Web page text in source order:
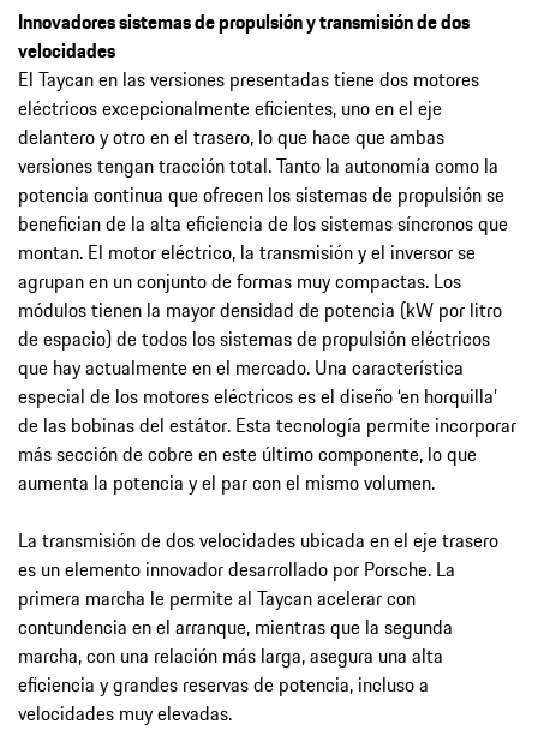
Innovadores sistemas de propulsión y transmisión de dos
velocidades
El Taycan en las versiones presentadas tiene dos motores
eléctricos excepcionalmente eficientes, uno en el eje
delantero y otro en el trasero, lo que hace que ambas
versiones tengan tracción total. Tanto la autonomía como la
potencia continua que ofrecen los sistemas de propulsión se
benefician de la alta eficiencia de los sistemas síncronos que
montan. El motor eléctrico, la transmisión y el inversor se
agrupan en un conjunto de formas muy compactas. Los
módulos tienen la mayor densidad de potencia (kW por litro
de espacio) de todos los sistemas de propulsión eléctricos
que hay actualmente en el mercado. Una característica
especial de los motores eléctricos es el diseño ‘en horquilla’
de las bobinas del estátor. Esta tecnología permite incorporar
más sección de cobre en este último componente, lo que
aumenta la potencia y el par con el mismo volumen.
La transmisión de dos velocidades ubicada en el eje trasero
es un elemento innovador desarrollado por Porsche. La
primera marcha le permite al Taycan acelerar con
contundencia en el arranque, mientras que la segunda
marcha, con una relación más larga, asegura una alta
eficiencia y grandes reservas de potencia, incluso a
velocidades muy elevadas.